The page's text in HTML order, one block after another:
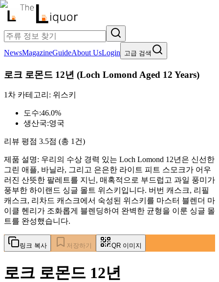
NewsMagazineGuideAbout UsLogin 고급 검색
로크 로몬드 12년 (Loch Lomond Aged 12 Years)
1차 카테고리: 위스키
도수:46.0%
생산국:영국
리뷰 평점 3.5점 (총 1건)
제품 설명: 우리의 수상 경력 있는 Loch Lomond 12년은 신선한
그린 애플, 바닐라, 그리고 은은한 라이트 피트 스모크가 어우
러진 산뜻한 팔레트를 지닌, 매혹적으로 부드럽고 과일 풍미가
풍부한 하이랜드 싱글 몰트 위스키입니다. 버번 캐스크, 리필
캐스크, 리차드 캐스크에서 숙성된 위스키를 마스터 블렌더 마
이클 헨리가 조화롭게 블렌딩하여 완벽한 균형을 이룬 싱글 몰
트를 완성했습니다.
링크 복사 저장하기 QR 이미지
로크 로몬드 12년